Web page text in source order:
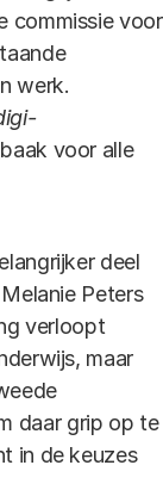
commissie voor
werk.
voor alle
deel
Peters
verloopt
maar
daar grip op te
in de keuzes